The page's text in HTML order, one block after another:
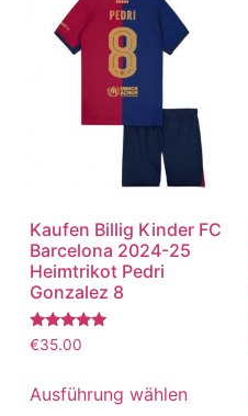
Kaufen Billig Kinder FC
Barcelona 2024-25
Heimtrikot Pedri
Gonzalez 8
Bewertet
mit
von 5
€35.00
Ausführung wählen